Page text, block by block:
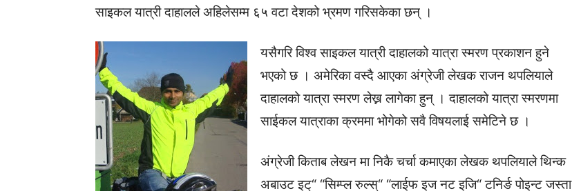
साइकल यात्री दाहालले अहिलेसम्म ६५ वटा देशको भ्रमण गरिसकेका छन् ।
यसैगरि विश्व साइकल यात्री दाहालको यात्रा स्मरण प्रकाशन हुने
भएको छ । अमेरिका वस्दै आएका अंग्रेजी लेखक राजन थपलियाले
दाहालको यात्रा स्मरण लेख्न लागेका हुन् । दाहालको यात्रा स्मरणमा
साईकल यात्राका क्रममा भोगेको सवै विषयलाई समेटिने छ ।
अंग्रेजी किताब लेखन मा निकै चर्चा कमाएका लेखक थपलियाले थिन्क
अबाउट इट्“ “सिम्प्ल रुल्स्“ “लाईफ इज नट इजि“ टनिर्ङ पोइन्ट जस्ता